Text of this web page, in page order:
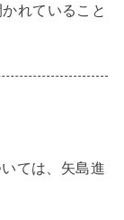
れていること
ては、矢島進